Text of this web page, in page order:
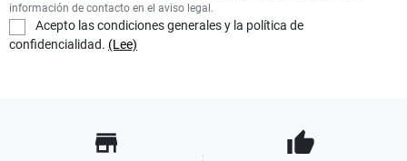
información de contacto en el aviso legal.
Acepto las condiciones generales y la política de
confidencialidad. (Lee)
store thumb_up